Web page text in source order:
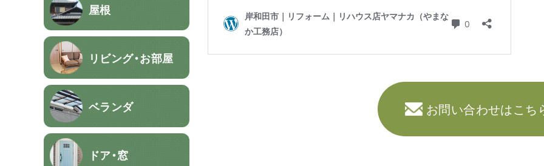
屋根
リビング・お部屋
ベランダ
ドア・窓
お問い合わせはこち